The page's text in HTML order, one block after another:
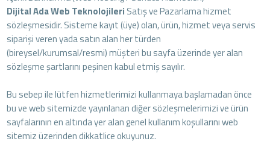
Dijital Ada Web Teknolojileri Satış ve Pazarlama hizmet
sözleşmesidir. Sisteme kayıt (üye) olan, ürün, hizmet veya servis
siparişi veren yada satın alan her türden
(bireysel/kurumsal/resmi) müşteri bu sayfa üzerinde yer alan
sözleşme şartlarını peşinen kabul etmiş sayılır.
Bu sebep ile lütfen hizmetlerimizi kullanmaya başlamadan önce
bu ve web sitemizde yayınlanan diğer sözleşmelerimizi ve ürün
sayfalarının en altında yer alan genel kullanım koşullarını web
sitemiz üzerinden dikkatlice okuyunuz.